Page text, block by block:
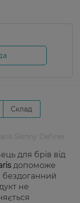
Склад
для брів від
допоможе
бездоганний
не